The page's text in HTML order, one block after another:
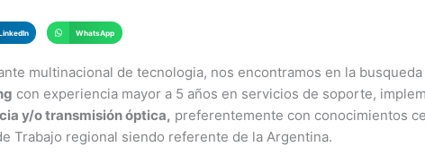
WhatsApp
multinacional de tecnologia, nos encontramos en la busqueda
con experiencia mayor a 5 años en servicios de soporte,
y/o transmisión óptica, preferentemente con conocimientos
Trabajo regional siendo referente de la Argentina.